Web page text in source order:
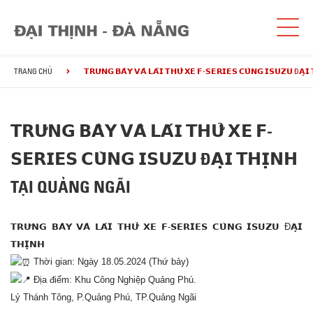
TRANG CHỦ 𝗧𝗥𝗨̛𝗡𝗚 𝗕𝗔̀𝗬 𝗩𝗔̀ 𝗟𝗔́𝗜 𝗧𝗛𝗨̛̉ 𝗫𝗘 𝗙-𝗦𝗘𝗥𝗜𝗘𝗦 𝗖𝗨̀𝗡𝗚 𝗜𝗦𝗨𝗭𝗨 Đ𝗔̣𝗜
𝗧𝗥𝗨̛𝗡𝗚 𝗕𝗔̀𝗬 𝗩𝗔̀ 𝗟𝗔́𝗜 𝗧𝗛𝗨̛̉ 𝗫𝗘 𝗙-
𝗦𝗘𝗥𝗜𝗘𝗦 𝗖𝗨̀𝗡𝗚 𝗜𝗦𝗨𝗭𝗨 Đ𝗔̣𝗜 𝗧𝗛𝗜̣𝗡𝗛
TẠI QUẢNG NGÃI
𝗧𝗥𝗨̛𝗡𝗚 𝗕𝗔̀𝗬 𝗩𝗔̀ 𝗟𝗔́𝗜 𝗧𝗛𝗨̛̉ 𝗫𝗘 𝗙-𝗦𝗘𝗥𝗜𝗘𝗦 𝗖𝗨̀𝗡𝗚 𝗜𝗦𝗨𝗭𝗨 Đ𝗔̣𝗜
𝗧𝗛𝗜̣𝗡𝗛
Thời gian: Ngày 18.05.2024 (Thứ bảy)
Địa điểm: Khu Công Nghiệp Quảng Phú.
Lý Thánh Tông, P.Quảng Phú, TP.Quảng Ngãi